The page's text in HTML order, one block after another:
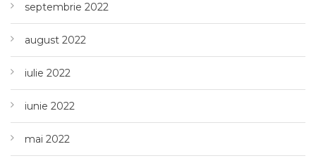
septembrie 2022
august 2022
iulie 2022
iunie 2022
mai 2022